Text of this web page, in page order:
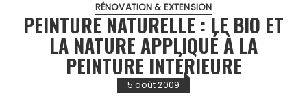
RÉNOVATION & EXTENSION
PEINTURE NATURELLE : LE BIO ET
LA NATURE APPLIQUÉ À LA
PEINTURE INTÉRIEURE
5 août 2009